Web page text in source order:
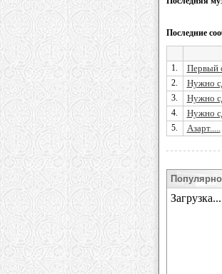
Последние
1. Первый
2. Нужно
3. Нужно
4. Нужно
5. Азарт.....